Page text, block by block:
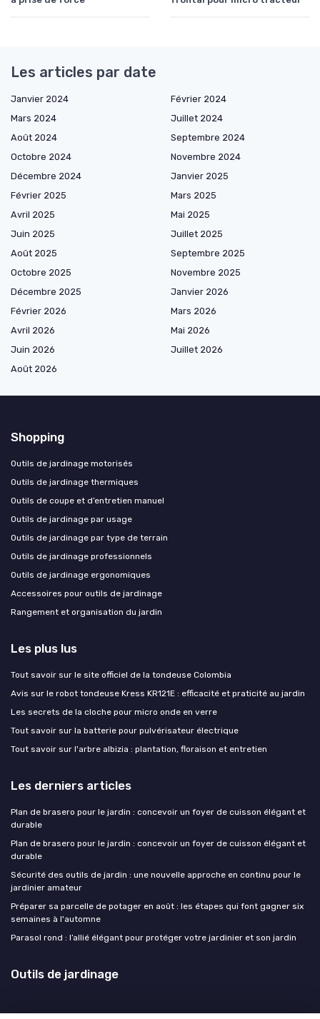
Les articles par date
Janvier 2024
Février 2024
Mars 2024
Juillet 2024
Août 2024
Septembre 2024
Octobre 2024
Novembre 2024
Décembre 2024
Janvier 2025
Février 2025
Mars 2025
Avril 2025
Mai 2025
Juin 2025
Juillet 2025
Août 2025
Septembre 2025
Octobre 2025
Novembre 2025
Décembre 2025
Janvier 2026
Février 2026
Mars 2026
Avril 2026
Mai 2026
Juin 2026
Juillet 2026
Août 2026
Shopping
Outils de jardinage motorisés
Outils de jardinage thermiques
Outils de coupe et d’entretien manuel
Outils de jardinage par usage
Outils de jardinage par type de terrain
Outils de jardinage professionnels
Outils de jardinage ergonomiques
Accessoires pour outils de jardinage
Rangement et organisation du jardin
Les plus lus
Tout savoir sur le site officiel de la tondeuse Colombia
Avis sur le robot tondeuse Kress KR121E : efficacité et praticité au jardin
Les secrets de la cloche pour micro onde en verre
Tout savoir sur la batterie pour pulvérisateur électrique
Tout savoir sur l'arbre albizia : plantation, floraison et entretien
Les derniers articles
Plan de brasero pour le jardin : concevoir un foyer de cuisson élégant et
durable
Plan de brasero pour le jardin : concevoir un foyer de cuisson élégant et
durable
Sécurité des outils de jardin : une nouvelle approche en continu pour le
jardinier amateur
Préparer sa parcelle de potager en août : les étapes qui font gagner six
semaines à l'automne
Parasol rond : l’allié élégant pour protéger votre jardinier et son jardin
Outils de jardinage